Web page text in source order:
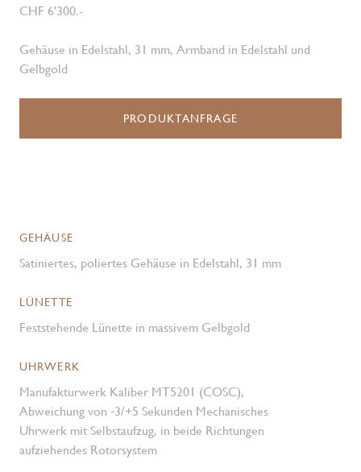
CHF 6'300.-
Gehäuse in Edelstahl, 31 mm, Armband in Edelstahl und
Gelbgold
PRODUKTANFRAGE
GEHÄUSE
Satiniertes, poliertes Gehäuse in Edelstahl, 31 mm
LÜNETTE
Feststehende Lünette in massivem Gelbgold
UHRWERK
Manufakturwerk Kaliber MT5201 (COSC),
Abweichung von ‑3/+5 Sekunden Mechanisches
Uhrwerk mit Selbstaufzug, in beide Richtungen
aufziehendes Rotorsystem